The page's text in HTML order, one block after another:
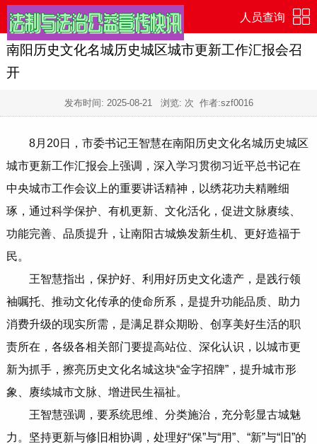
人员查询
南阳历史文化名城历史城区城市更新工作汇报会召
开
发布时间: 2025-08-21 浏览: 次 作者:szf0016
8月20日，市委书记王智慧在南阳历史文化名城历史城区
城市更新工作汇报会上强调，深入学习贯彻习近平总书记在
中央城市工作会议上的重要讲话精神，以绣花功夫精雕细
琢，通过科学保护、有机更新、文化活化，促进文脉赓续、
功能完善、品质提升，让南阳古城焕发新生机、更好造福于
民。
王智慧指出，保护好、利用好历史文化遗产，是践行领
袖嘱托、推动文化传承的使命所系，是提升功能品质、助力
消费升级的现实所需，是满足群众期盼、创享美好生活的职
责所在，各级各相关部门要提高站位、深化认识，以城市更
新为抓手，擦亮历史文化名城这块“金字招牌”，提升城市形
象、赓续城市文脉、增进民生福祉。
王智慧强调，要系统思维、分类施治，充分彰显古城魅
力。坚持更新与修旧相协调，处理好“保”与“用”、“新”与“旧”的